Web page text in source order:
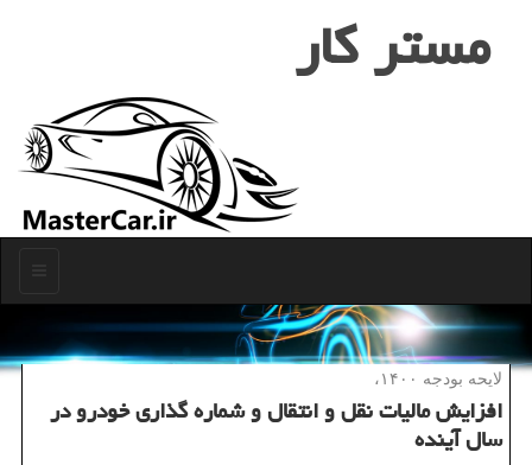
مستر كار
لایحه بودجه ۱۴۰۰،
افزایش مالیات نقل و انتقال و شماره گذاری خودرو در
سال آینده